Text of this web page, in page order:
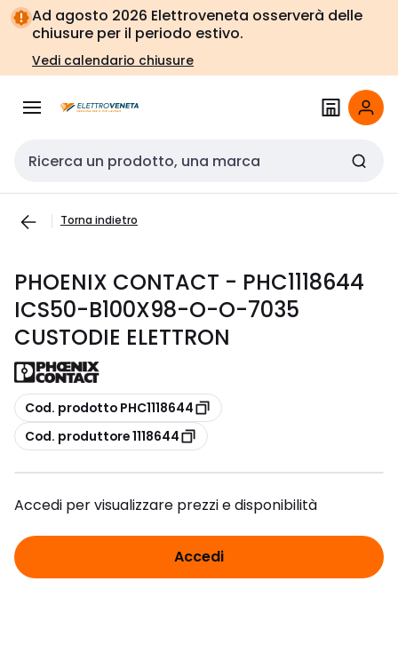
Vai alla
navigazione
Vai
alla
pagina
Ad agosto 2026 Elettroveneta osserverà delle
chiusure per il periodo estivo.
Vedi calendario chiusure
Cerca input
Torna indietro
PHOENIX CONTACT - PHC1118644
ICS50-B100X98-O-O-7035
CUSTODIE ELETTRON
copia
Cod. prodotto PHC1118644
copia
Cod. produttore 1118644
Accedi per visualizzare prezzi e disponibilità
Accedi